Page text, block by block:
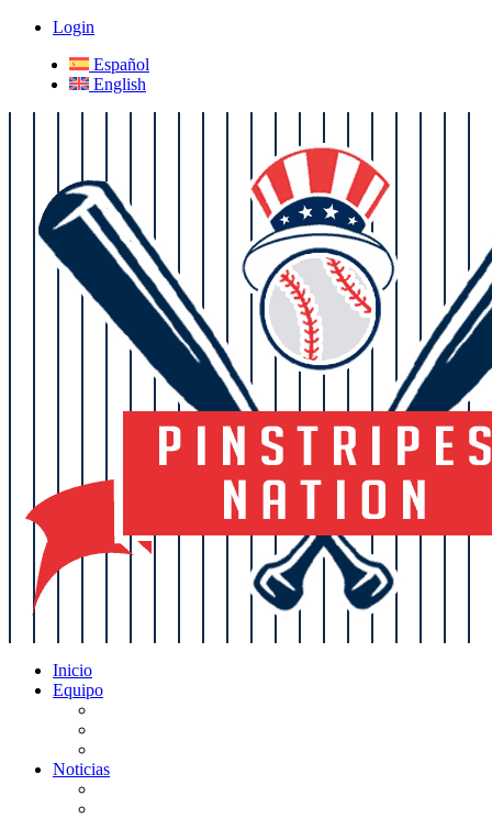
Login
Español
English
Inicio
Equipo
Noticias